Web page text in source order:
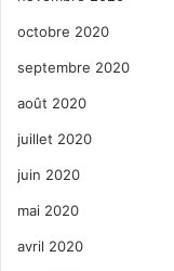
octobre 2020
septembre 2020
août 2020
juillet 2020
juin 2020
mai 2020
avril 2020